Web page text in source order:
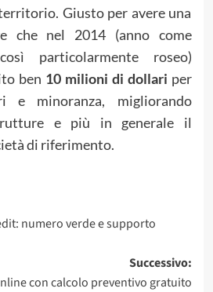
Giusto per avere una
che nel 2014 (anno come
particolarmente roseo)
ben 10 milioni di dollari per
e minoranza, migliorando
e più in generale il
di riferimento.
numero verde e supporto
Successivo:
con calcolo preventivo gratuito